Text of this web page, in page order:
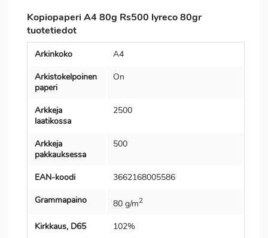
Kopiopaperi A4 80g Rs500 lyreco 80gr
tuotetiedot
Arkinkoko
A4
Arkistokelpoinen
paperi
On
Arkkeja
laatikossa
2500
Arkkeja
pakkauksessa
500
EAN-koodi
3662168005586
Grammapaino
80 g/m2
Kirkkaus, D65
102%